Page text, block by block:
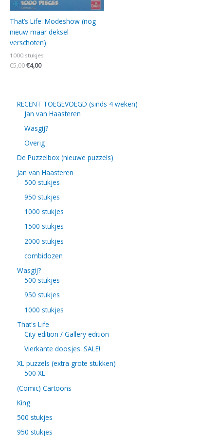
That’s Life: Modeshow (nog
nieuw maar deksel
verschoten)
1000 stukjes
€5,00€4,00
RECENT TOEGEVOEGD (sinds 4 weken)
Jan van Haasteren
Wasgij?
Overig
De Puzzelbox (nieuwe puzzels)
Jan van Haasteren
500 stukjes
950 stukjes
1000 stukjes
1500 stukjes
2000 stukjes
combidozen
Wasgij?
500 stukjes
950 stukjes
1000 stukjes
That's Life
City edition / Gallery edition
Vierkante doosjes: SALE!
XL puzzels (extra grote stukken)
500 XL
(Comic) Cartoons
King
500 stukjes
950 stukjes